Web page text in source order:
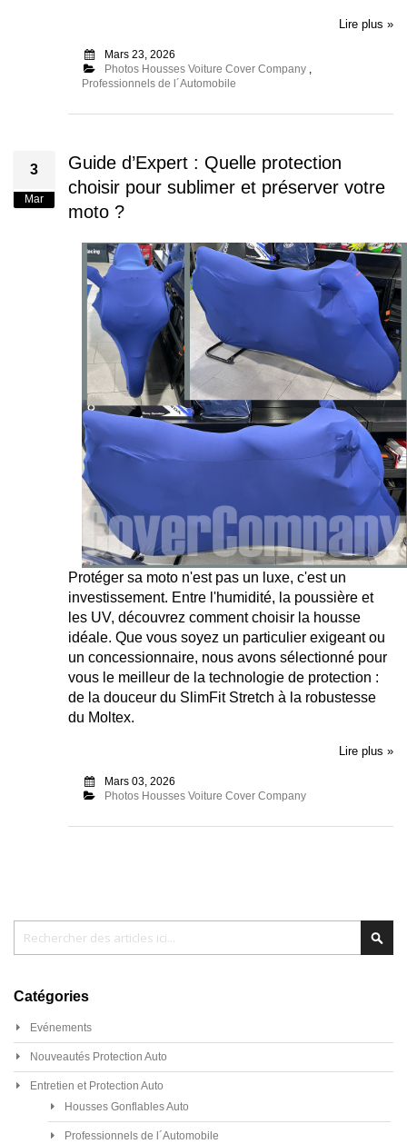
Lire plus »
Mars 23, 2026
Photos Housses Voiture Cover Company,
Professionnels de l´Automobile
3
Mar
Guide d’Expert : Quelle protection
choisir pour sublimer et préserver votre
moto ?
Protéger sa moto n'est pas un luxe, c'est un
investissement. Entre l'humidité, la poussière et
les UV, découvrez comment choisir la housse
idéale. Que vous soyez un particulier exigeant ou
un concessionnaire, nous avons sélectionné pour
vous le meilleur de la technologie de protection :
de la douceur du SlimFit Stretch à la robustesse
du Moltex.
Lire plus »
Mars 03, 2026
Photos Housses Voiture Cover Company
Catégories
Evénements
Nouveautés Protection Auto
Entretien et Protection Auto
Housses Gonflables Auto
Professionnels de l´Automobile